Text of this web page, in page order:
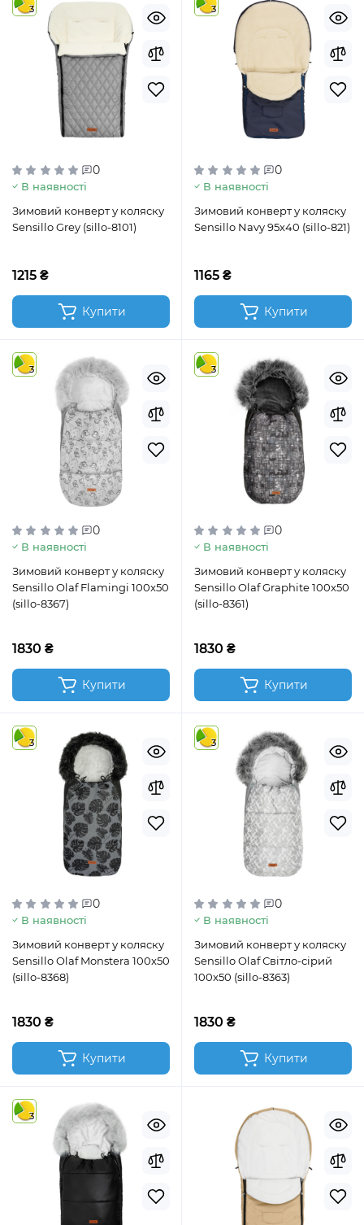
3
0
В наявності
Зимовий конверт у коляску
Sensillo Grey (sillo-8101)
1215 ₴
Купити
3
0
В наявності
Зимовий конверт у коляску
Sensillo Navy 95x40 (sillo-821)
1165 ₴
Купити
3
0
В наявності
Зимовий конверт у коляску
Sensillo Olaf Flamingi 100x50
(sillo-8367)
1830 ₴
Купити
3
0
В наявності
Зимовий конверт у коляску
Sensillo Olaf Graphite 100x50
(sillo-8361)
1830 ₴
Купити
3
0
В наявності
Зимовий конверт у коляску
Sensillo Olaf Monstera 100x50
(sillo-8368)
1830 ₴
Купити
3
0
В наявності
Зимовий конверт у коляску
Sensillo Olaf Світло-сірий
100x50 (sillo-8363)
1830 ₴
Купити
3